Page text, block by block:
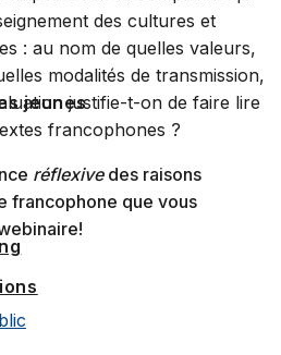
jeunes
des cultures et
: au nom de quelles valeurs,
modalités de transmission,
justifie-t-on de faire lire
francophones ?
réflexivedes raisons
francophone que vous